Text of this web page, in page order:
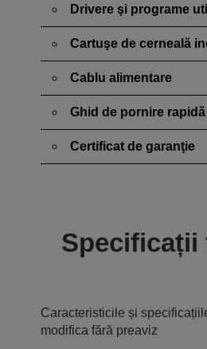
Drivere şi programe
Cartuşe de cerneală
Cablu alimentare
Ghid de pornire rapidă
Certificat de garanţie
Specificații
Caracteristicile și
modifica fără preaviz